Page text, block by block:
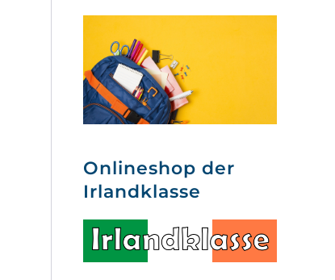
Onlineshop der
Irlandklasse